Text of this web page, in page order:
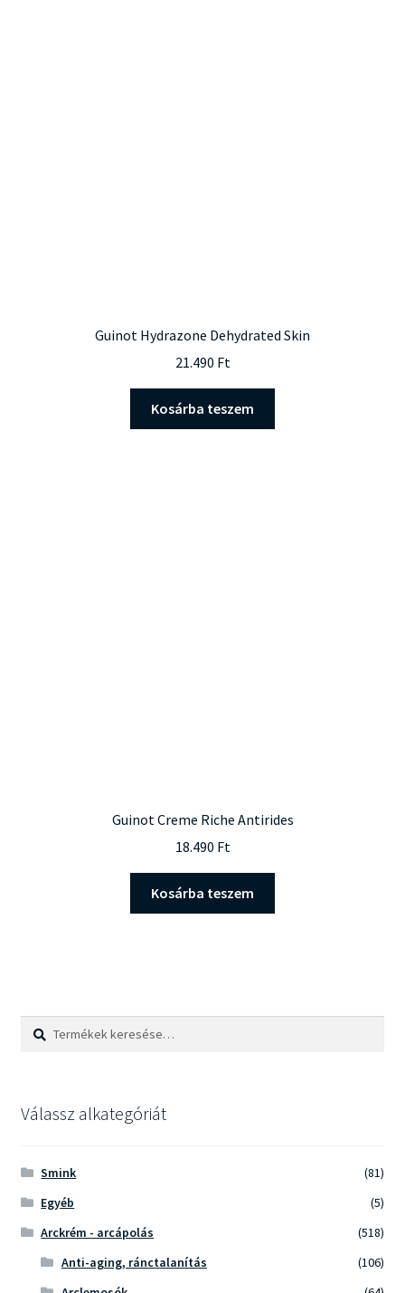
Guinot Hydrazone Dehydrated Skin
21.490 Ft
Kosárba teszem
Guinot Creme Riche Antirides
18.490 Ft
Kosárba teszem
Keresés
Keresés
Válassz alkategóriát
Smink
(81)
Egyéb
(5)
Arckrém - arcápolás
(518)
Anti-aging, ránctalanítás
(106)